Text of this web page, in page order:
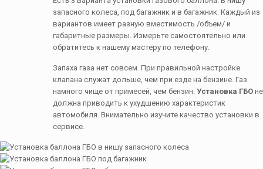
запасного колеса, под багажник и в багажник. Каждый из
вариантов имеет разную вместимость /объем/ и
габаритные размеры. Измерьте самостоятельно или
обратитесь к нашему мастеру по телефону.
Запаха газа нет совсем. При правильной настройке
клапана служат дольше, чем при езде на бензине. Газ
намного чище от примесей, чем бензин. Установка ГБОне
должна приводить к ухудшению характеристик
автомобиля. Внимательно изучите качество установки в
сервисе.